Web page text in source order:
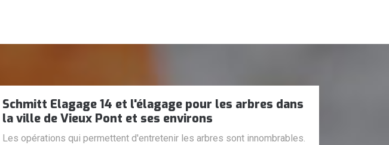
Schmitt Elagage 14 et l'élagage pour les arbres dans
la ville de Vieux Pont et ses environs
Les opérations qui permettent d'entretenir les arbres sont innombrables.